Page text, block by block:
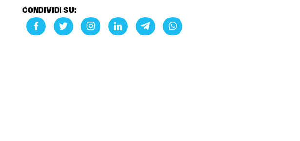
CONDIVIDI SU: